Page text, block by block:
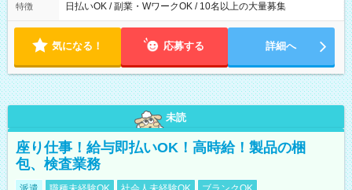
特徴 日払いOK / 副業・WワークOK / 10名以上の大量募集
気になる！ 応募する 詳細へ
未読
座り仕事！給与即払いOK！高時給！製品の梱
包、検査業務